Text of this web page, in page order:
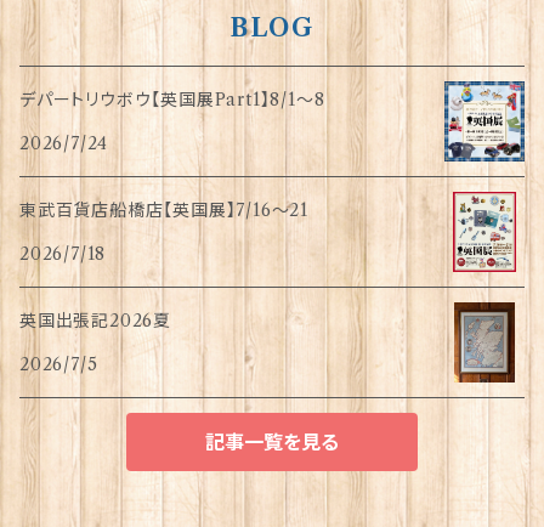
BLOG
デパートリウボウ【英国展Part1】8/1〜8
2026/7/24
東武百貨店船橋店【英国展】7/16～21
2026/7/18
英国出張記2026夏
2026/7/5
記事一覧を見る